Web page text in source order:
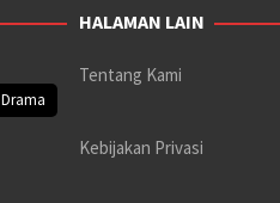
Drama
HALAMAN LAIN
Tentang Kami
Kebijakan Privasi